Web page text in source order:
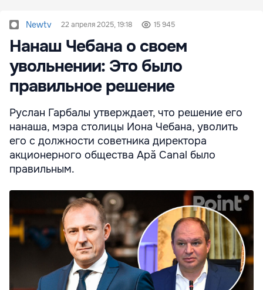
Newtv 22 апреля 2025, 19:18 15 945
Нанаш Чебана о своем
увольнении: Это было
правильное решение
Руслан Гарбалы утверждает, что решение его
нанаша, мэра столицы Иона Чебана, уволить
его с должности советника директора
акционерного общества Apă Canal было
правильным.